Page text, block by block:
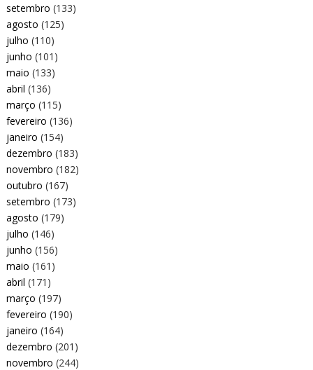
setembro (133)
agosto (125)
julho (110)
junho (101)
maio (133)
abril (136)
março (115)
fevereiro (136)
janeiro (154)
dezembro (183)
novembro (182)
outubro (167)
setembro (173)
agosto (179)
julho (146)
junho (156)
maio (161)
abril (171)
março (197)
fevereiro (190)
janeiro (164)
dezembro (201)
novembro (244)